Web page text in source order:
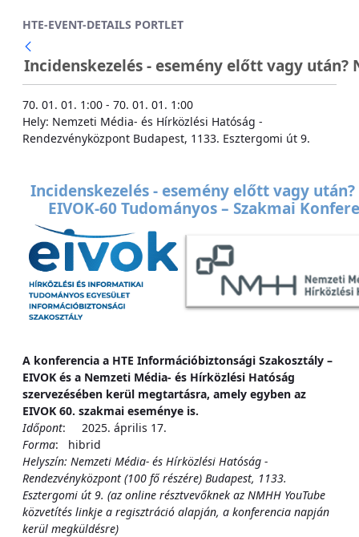
HTE-EVENT-DETAILS PORTLET
Incidenskezelés - esemény előtt vagy után?
70. 01. 01. 1:00 - 70. 01. 01. 1:00
Hely: Nemzeti Média- és Hírközlési Hatóság -
Rendezvényközpont Budapest, 1133. Esztergomi út 9.
Incidenskezelés - esemény előtt vagy után?
EIVOK-60 Tudományos – Szakmai
A konferencia a HTE Információbiztonsági Szakosztály –
EIVOK és a Nemzeti Média- és Hírközlési Hatóság
szervezésében kerül megtartásra, amely egyben az
EIVOK 60. szakmai eseménye is.
Időpont: 2025. április 17.
Forma:
hibrid
Helyszín: Nemzeti Média- és Hírközlési Hatóság -
Rendezvényközpont (100 fő részére) Budapest, 1133.
Esztergomi út 9. (az online résztvevőknek az NMHH YouTube
közvetítés linkje a regisztráció alapján, a konferencia napján
kerül megküldésre)